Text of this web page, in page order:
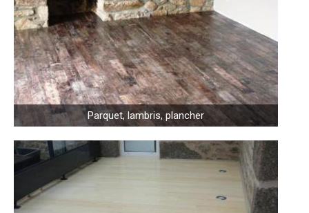
Parquet, lambris, plancher